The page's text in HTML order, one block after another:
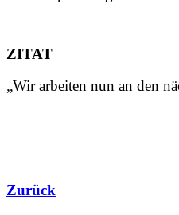
ZITAT
„Wir arbeiten nun an den
Zurück